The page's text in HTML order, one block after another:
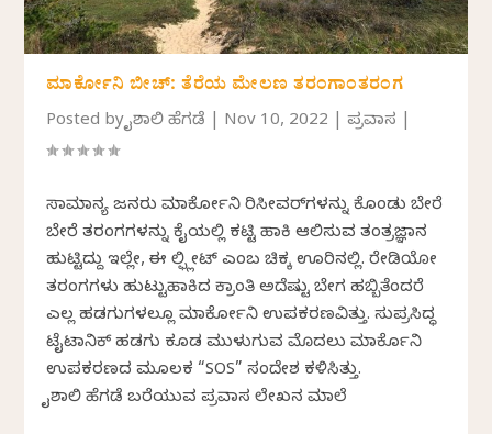
ಮಾರ್ಕೋನಿ ಬೀಚ್: ತೆರೆಯ ಮೇಲಣ ತರಂಗಾಂತರಂಗ
Posted byವೈಶಾಲಿ ಹೆಗಡೆ Nov 10, 2022 |ಪ್ರವಾಸ
ಸಾಮಾನ್ಯ ಜನರು ಮಾರ್ಕೋನಿ ರಿಸೀವರ್‌ಗಳನ್ನು ಕೊಂಡು ಬೇರೆ
ಬೇರೆ ತರಂಗಗಳನ್ನು ಕೈಯಲ್ಲಿ ಕಟ್ಟಿ ಹಾಕಿ ಆಲಿಸುವ ತಂತ್ರಜ್ಞಾನ
ಹುಟ್ಟಿದ್ದು ಇಲ್ಲೇ, ಈ ವೆಲ್ಫ್ಲೀಟ್ ಎಂಬ ಚಿಕ್ಕ ಊರಿನಲ್ಲಿ. ರೇಡಿಯೋ
ತರಂಗಗಳು ಹುಟ್ಟುಹಾಕಿದ ಕ್ರಾಂತಿ ಅದೆಷ್ಟು ಬೇಗ ಹಬ್ಬಿತೆಂದರೆ
ಎಲ್ಲ ಹಡಗುಗಳಲ್ಲೂ ಮಾರ್ಕೋನಿ ಉಪಕರಣವಿತ್ತು. ಸುಪ್ರಸಿದ್ಧ
ಟೈಟಾನಿಕ್ ಹಡಗು ಕೂಡ ಮುಳುಗುವ ಮೊದಲು ಮಾರ್ಕೊನಿ
ಉಪಕರಣದ ಮೂಲಕ “SOS” ಸಂದೇಶ ಕಳಿಸಿತ್ತು.
ವೈಶಾಲಿ ಹೆಗಡೆ ಬರೆಯುವ ಪ್ರವಾಸ ಲೇಖನ ಮಾಲೆ